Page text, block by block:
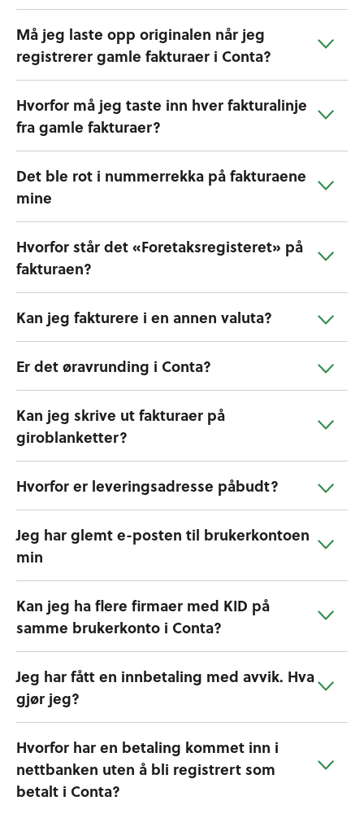
Må jeg laste opp originalen når jeg
registrerer gamle fakturaer i Conta?
Hvorfor må jeg taste inn hver fakturalinje
fra gamle fakturaer?
Det ble rot i nummerrekka på fakturaene
mine
Hvorfor står det «Foretaksregisteret» på
fakturaen?
Kan jeg fakturere i en annen valuta?
Er det øravrunding i Conta?
Kan jeg skrive ut fakturaer på
giroblanketter?
Hvorfor er leveringsadresse påbudt?
Jeg har glemt e-posten til brukerkontoen
min
Kan jeg ha flere firmaer med KID på
samme brukerkonto i Conta?
Jeg har fått en innbetaling med avvik. Hva
gjør jeg?
Hvorfor har en betaling kommet inn i
nettbanken uten å bli registrert som
betalt i Conta?